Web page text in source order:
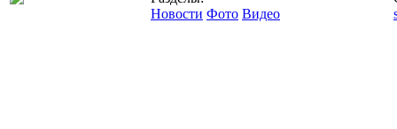
Новости Фото Видео